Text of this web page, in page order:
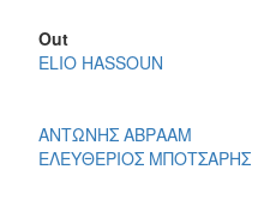
Οut
ELIO HASSOUN
ΑΝΤΩΝΗΣ ΑΒΡΑΑΜ
ΕΛΕΥΘΕΡΙΟΣ ΜΠΟΤΣΑΡΗΣ